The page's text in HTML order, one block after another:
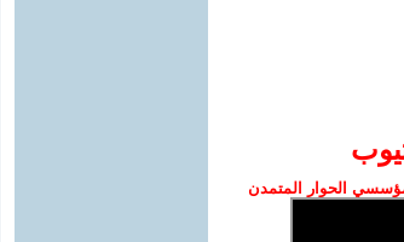
الحوار المتمدن